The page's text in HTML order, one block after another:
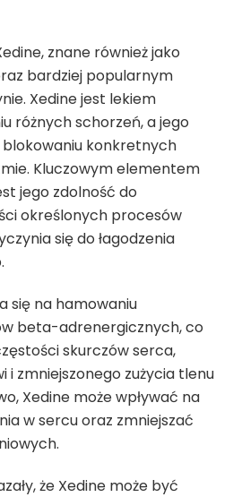
znane również jako
bardziej popularnym
Xedine jest lekiem
różnych schorzeń, a jego
blokowaniu konkretnych
Kluczowym elementem
jego zdolność do
określonych procesów
się do łagodzenia
się na hamowaniu
beta-adrenergicznych, co
skurczów serca,
i zmniejszonego zużycia tlenu
Xedine może wpływać na
w sercu oraz zmniejszać
że Xedine może być